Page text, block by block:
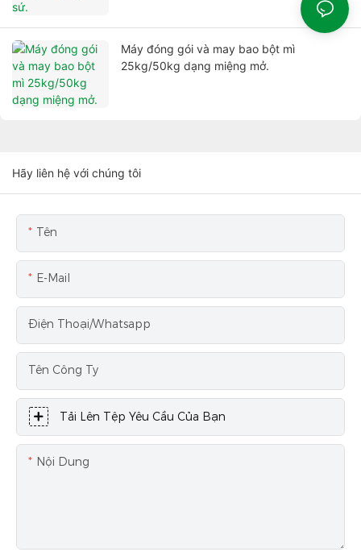
Máy đóng gói và may bao bột mì
25kg/50kg dạng miệng mở.
Hãy liên hệ với chúng tôi
Tên
E-Mail
Điện Thoại/Whatsapp
Tên Công Ty
Tải Lên Tệp Yêu Cầu Của Bạn
Nội Dung